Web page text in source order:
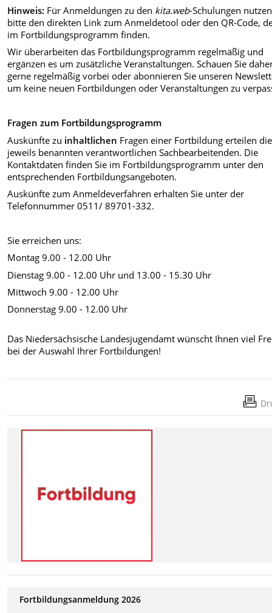
Hinweis: Für Anmeldungen zu den kita.web-Schulungen
bitte den direkten Link zum Anmeldetool oder den QR-Code,
im Fortbildungsprogramm finden.
Wir überarbeiten das Fortbildungsprogramm regelmäßig und
ergänzen es um zusätzliche Veranstaltungen. Schauen Sie
gerne regelmäßig vorbei oder abonnieren Sie unseren
um keine neuen Fortbildungen oder Veranstaltungen zu
Fragen zum Fortbildungsprogramm
Auskünfte zu inhaltlichen Fragen einer Fortbildung erteilen die
jeweils benannten verantwortlichen Sachbearbeitenden. Die
Kontaktdaten finden Sie im Fortbildungsprogramm unter den
entsprechenden Fortbildungsangeboten.
Auskünfte zum Anmeldeverfahren erhalten Sie unter der
Telefonnummer 0511/ 89701-332.
Sie erreichen uns:
Montag 9.00 - 12.00 Uhr
Dienstag 9.00 - 12.00 Uhr und 13.00 - 15.30 Uhr
Mittwoch 9.00 - 12.00 Uhr
Donnerstag 9.00 - 12.00 Uhr
Das Niedersächsische Landesjugendamt wünscht Ihnen viel
bei der Auswahl Ihrer Fortbildungen!
Fortbildungsanmeldung 2026